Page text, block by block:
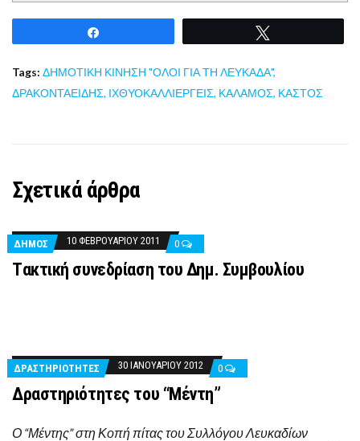
Tags: ΔΗΜΟΤΙΚΗ ΚΙΝΗΣΗ "ΟΛΟΙ ΓΙΑ ΤΗ ΛΕΥΚΑΔΑ",
ΔΡΑΚΟΝΤΑΕΙΔΗΣ, ΙΧΘΥΟΚΑΛΛΙΕΡΓΕΙΣ, ΚΑΛΑΜΟΣ, ΚΑΣΤΟΣ
Σχετικά άρθρα
ΔΉΜΟΣ 10 ΦΕΒΡΟΥΑΡΊΟΥ 2011 0
Tακτική συνεδρίαση του Δημ. Συμβουλίου
ΔΡΑΣΤΗΡΙΌΤΗΤΕΣ 30 ΙΑΝΟΥΑΡΊΟΥ 2012 0
Δραστηριότητες του “Μέντη”
Ο “Μέντης” στη Κοπή πίτας του Συλλόγου Λευκαδίων